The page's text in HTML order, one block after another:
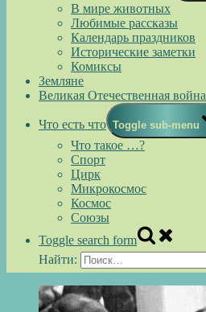
В мире животных
Любимые рассказы
Календарь праздников
Исторические заметки
Комиксы
Земляне
Великая Отечественная война
Что есть что Toggle sub-menu
Что такое …?
Спорт
Цирк
Микрокосмос
Космос
Союзы
Toggle search form
Найти: